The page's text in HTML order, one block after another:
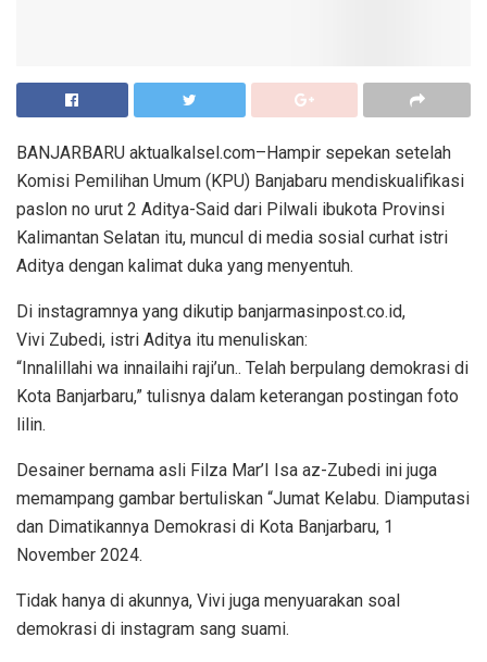
BANJARBARU aktualkalsel.com–Hampir sepekan setelah
Komisi Pemilihan Umum (KPU) Banjabaru mendiskualifikasi
paslon no urut 2 Aditya-Said dari Pilwali ibukota Provinsi
Kalimantan Selatan itu, muncul di media sosial curhat istri
Aditya dengan kalimat duka yang menyentuh.
Di instagramnya yang dikutip banjarmasinpost.co.id,
Vivi Zubedi, istri Aditya itu menuliskan:
“Innalillahi wa innailaihi raji’un.. Telah berpulang demokrasi di
Kota Banjarbaru,” tulisnya dalam keterangan postingan foto
lilin.
Desainer bernama asli Filza Mar’I Isa az-Zubedi ini juga
memampang gambar bertuliskan “Jumat Kelabu. Diamputasi
dan Dimatikannya Demokrasi di Kota Banjarbaru, 1
November 2024.
Tidak hanya di akunnya, Vivi juga menyuarakan soal
demokrasi di instagram sang suami.